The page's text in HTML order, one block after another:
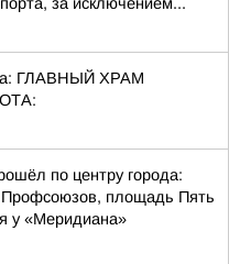
ГЛАВНЫЙ ХРАМ
по центру города:
площадь Пять
у «Меридиана»